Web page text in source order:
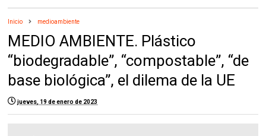
Inicio medioambiente
MEDIO AMBIENTE. Plástico
“biodegradable”, “compostable”, “de
base biológica”, el dilema de la UE
jueves, 19 de enero de 2023